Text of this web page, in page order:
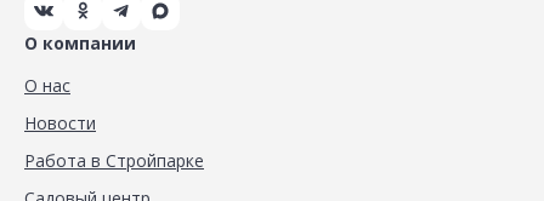
О компании
О нас
Новости
Работа в Стройпарке